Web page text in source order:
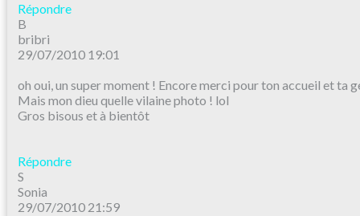
Répondre
B
bribri
29/07/2010 19:01
oh oui, un super moment ! Encore merci pour ton accueil et ta
Mais mon dieu quelle vilaine photo ! lol
Gros bisous et à bientôt
Répondre
S
Sonia
29/07/2010 21:59